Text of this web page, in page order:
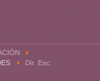
Dir. Esc.